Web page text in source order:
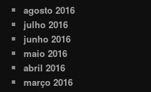
agosto 2016
julho 2016
junho 2016
maio 2016
abril 2016
março 2016